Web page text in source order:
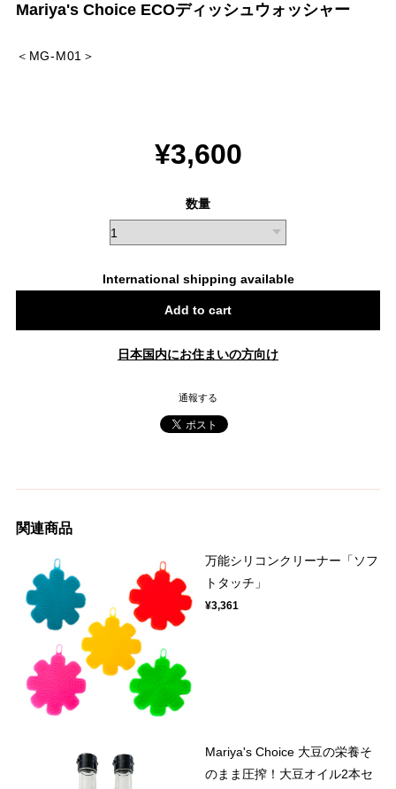
Mariya's Choice ECOディッシュウォッシャー
＜MG-M01＞
¥3,600
数量
International shipping available
Add to cart
日本国内にお住まいの方向け
通報する
関連商品
万能シリコンクリーナー「ソフ
トタッチ」
¥3,361
Mariya's Choice 大豆の栄養そ
のまま圧搾！大豆オイル2本セ